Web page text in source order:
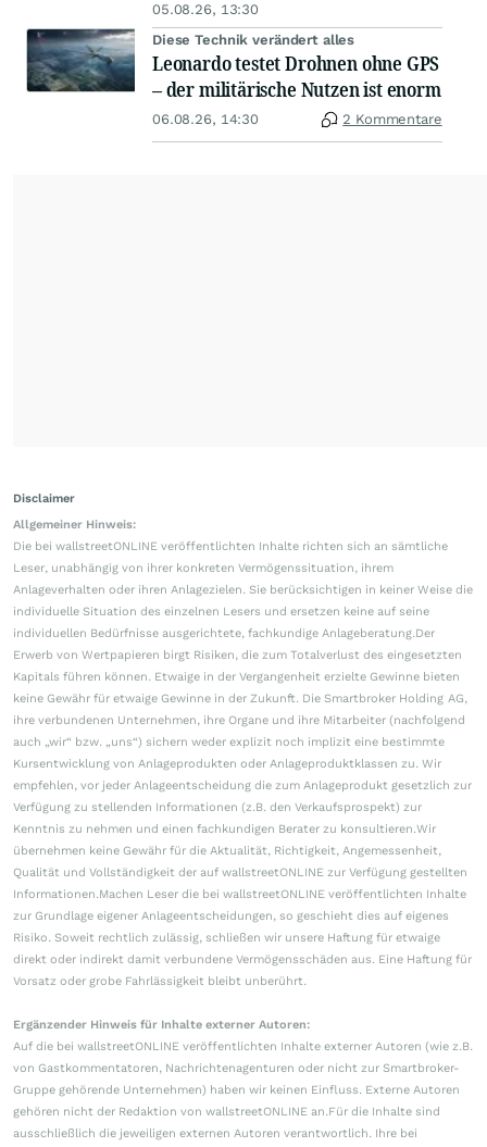
05.08.26, 13:30
Diese Technik verändert alles
Leonardo testet Drohnen ohne GPS
– der militärische Nutzen ist enorm
06.08.26, 14:30 2 Kommentare
Disclaimer
Allgemeiner Hinweis:
Die bei wallstreetONLINE veröffentlichten Inhalte richten sich an sämtliche
Leser, unabhängig von ihrer konkreten Vermögenssituation, ihrem
Anlageverhalten oder ihren Anlagezielen. Sie berücksichtigen in keiner Weise die
individuelle Situation des einzelnen Lesers und ersetzen keine auf seine
individuellen Bedürfnisse ausgerichtete, fachkundige Anlageberatung.Der
Erwerb von Wertpapieren birgt Risiken, die zum Totalverlust des eingesetzten
Kapitals führen können. Etwaige in der Vergangenheit erzielte Gewinne bieten
keine Gewähr für etwaige Gewinne in der Zukunft. Die Smartbroker Holding AG,
ihre verbundenen Unternehmen, ihre Organe und ihre Mitarbeiter (nachfolgend
auch „wir“ bzw. „uns“) sichern weder explizit noch implizit eine bestimmte
Kursentwicklung von Anlageprodukten oder Anlageproduktklassen zu. Wir
empfehlen, vor jeder Anlageentscheidung die zum Anlageprodukt gesetzlich zur
Verfügung zu stellenden Informationen (z.B. den Verkaufsprospekt) zur
Kenntnis zu nehmen und einen fachkundigen Berater zu konsultieren.Wir
übernehmen keine Gewähr für die Aktualität, Richtigkeit, Angemessenheit,
Qualität und Vollständigkeit der auf wallstreetONLINE zur Verfügung gestellten
Informationen.Machen Leser die bei wallstreetONLINE veröffentlichten Inhalte
zur Grundlage eigener Anlageentscheidungen, so geschieht dies auf eigenes
Risiko. Soweit rechtlich zulässig, schließen wir unsere Haftung für etwaige
direkt oder indirekt damit verbundene Vermögensschäden aus. Eine Haftung für
Vorsatz oder grobe Fahrlässigkeit bleibt unberührt.
Ergänzender Hinweis für Inhalte externer Autoren:
Auf die bei wallstreetONLINE veröffentlichten Inhalte externer Autoren (wie z.B.
von Gastkommentatoren, Nachrichtenagenturen oder nicht zur Smartbroker-
Gruppe gehörende Unternehmen) haben wir keinen Einfluss. Externe Autoren
gehören nicht der Redaktion von wallstreetONLINE an.Für die Inhalte sind
ausschließlich die jeweiligen externen Autoren verantwortlich. Ihre bei